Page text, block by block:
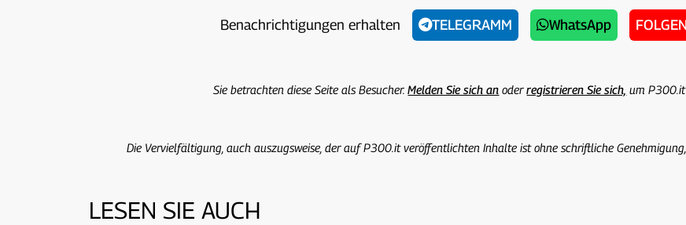
Benachrichtigungen erhalten TELEGRAMM WhatsApp
Sie betrachten diese Seite als Besucher.Melden Sie sich an oderregistrieren Sie sich, um
Die Vervielfältigung, auch auszugsweise, der auf P300.it veröffentlichten Inhalte ist ohne schriftliche
LESEN SIE AUCH